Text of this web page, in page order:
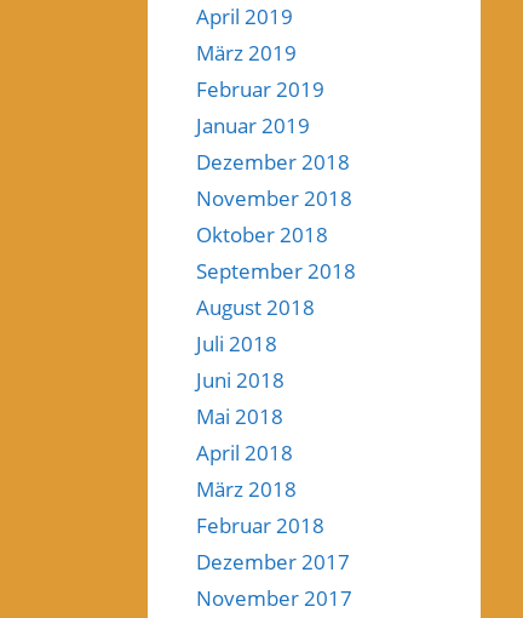
April 2019
März 2019
Februar 2019
Januar 2019
Dezember 2018
November 2018
Oktober 2018
September 2018
August 2018
Juli 2018
Juni 2018
Mai 2018
April 2018
März 2018
Februar 2018
Dezember 2017
November 2017